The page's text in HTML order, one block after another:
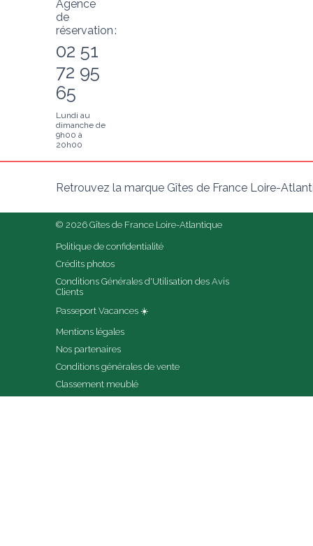
Agence
de
réservation :
02 51
72 95
65
Lundi au
dimanche de
9h00 à
20h00
Retrouvez la marque Gîtes de France Loire-
© 2026 Gîtes de France Loire-Atlantique
Politique de confidentialité
Crédits photos
Conditions Générales d'Utilisation des Avis
Clients
Passeport Vacances ☀️
Mentions légales
Nos partenaires
Conditions générales de vente
Classement meublé